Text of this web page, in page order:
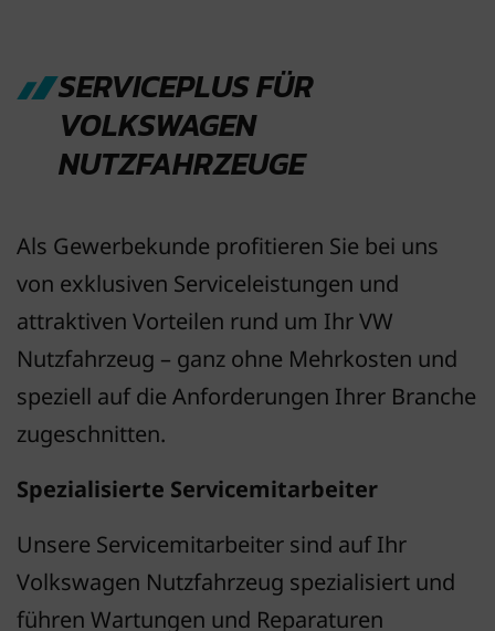
SERVICEPLUS FÜR
VOLKSWAGEN
NUTZFAHRZEUGE
Als Gewerbekunde profitieren Sie bei uns
von exklusiven Serviceleistungen und
attraktiven Vorteilen rund um Ihr VW
Nutzfahrzeug – ganz ohne Mehrkosten und
speziell auf die Anforderungen Ihrer Branche
zugeschnitten.
Spezialisierte Servicemitarbeiter
Unsere Servicemitarbeiter sind auf Ihr
Volkswagen Nutzfahrzeug spezialisiert und
führen Wartungen und Reparaturen